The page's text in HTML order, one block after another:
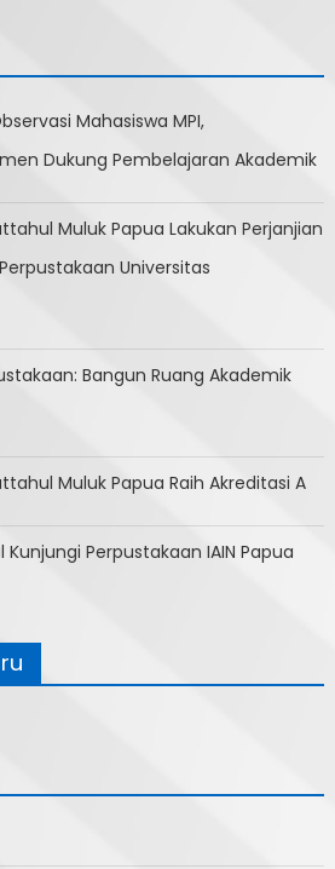
Mahasiswa MPI,
Dukung Pembelajaran Akademik
Muluk Papua Lakukan Perjanjian
Universitas
Bangun Ruang Akademik
Muluk Papua Raih Akreditasi A
Perpustakaan IAIN Papua